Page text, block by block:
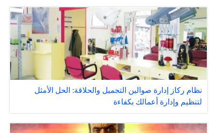
نظام ركاز إدارة صوالين التجميل والحلاقة: الحل الأمثل
لتنظيم وإدارة أعمالك بكفاءة